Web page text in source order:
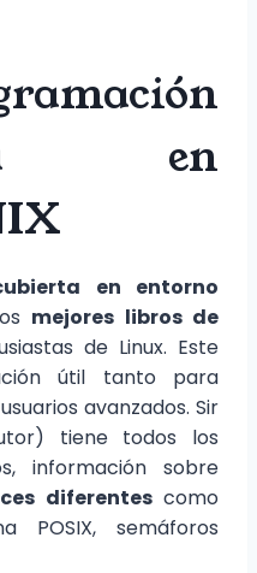
en
en entorno
mejores libros de
de Linux. Este
útil tanto para
avanzados. Sir
tiene todos los
información sobre
diferentescomo
POSIX, semáforos